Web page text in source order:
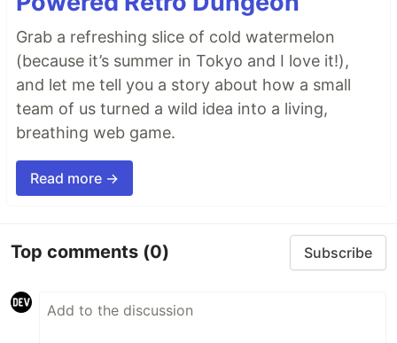
Grab a refreshing slice of cold watermelon
(because it’s summer in Tokyo and I love it!),
and let me tell you a story about how a small
team of us turned a wild idea into a living,
breathing web game.
Read more →
Top comments (0) Subscribe